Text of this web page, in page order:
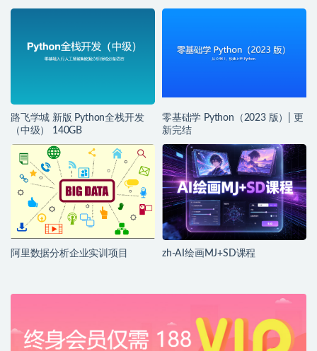
路飞学城 新版 Python全栈开发
（中级） 140GB
零基础学 Python（2023 版）| 更
新完结
阿里数据分析企业实训项目 zh-AI绘画MJ+SD课程